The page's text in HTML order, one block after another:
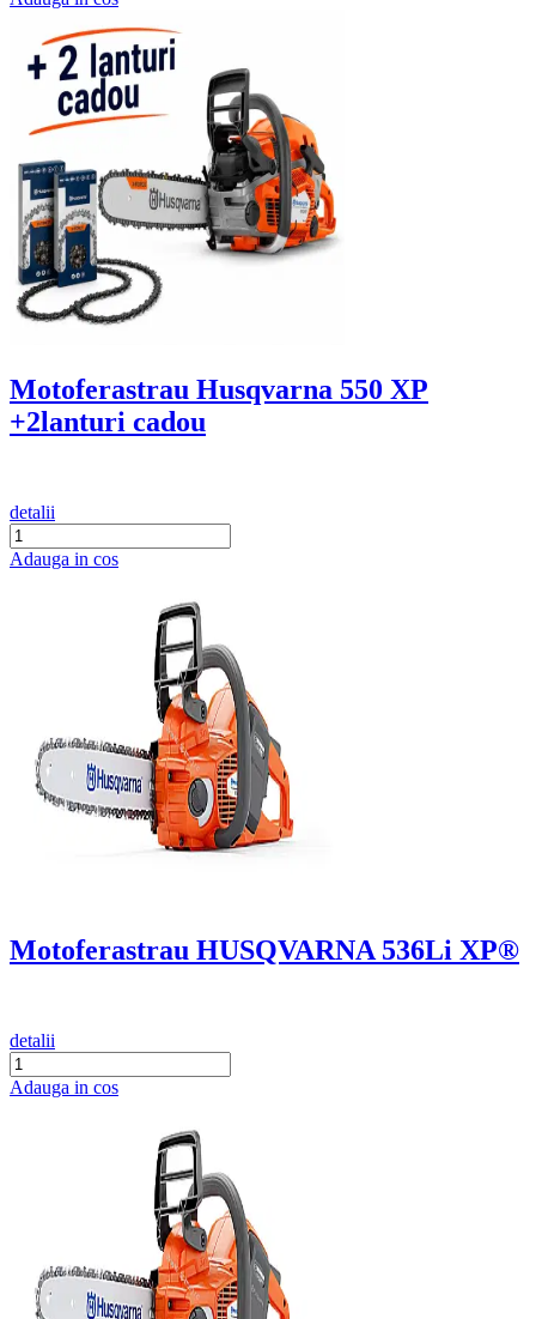
Motoferastrau Husqvarna 550 XP
+2lanturi cadou
detalii
Adauga in cos
Motoferastrau HUSQVARNA 536Li XP®
detalii
Adauga in cos